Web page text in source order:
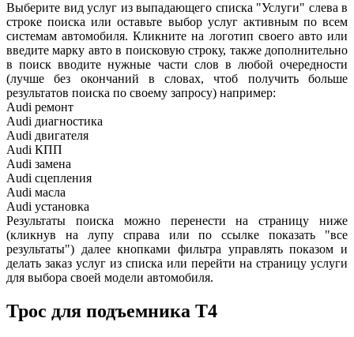
Выберите вид услуг из выпадающего списка "Услуги" слева в
строке поиска или оставьте выбор услуг активным по всем
системам автомобиля. Кликните на логотип своего авто или
введите марку авто в поисковую строку, также дополнительно
в поиск вводите нужные части слов в любой очередности
(лучше без окончаний в словах, чтоб получить больше
результатов поиска по своему запросу) например:
Audi ремонт
Audi диагностика
Audi двигателя
Audi КПП
Audi замена
Audi сцепления
Audi масла
Audi установка
Результаты поиска можно перенести на страницу ниже
(кликнув на лупу справа или по ссылке показать "все
результаты") далее кнопками фильтра управлять показом и
делать заказ услуг из списка или перейти на страницу услуги
для выбора своей модели автомобиля.
Трос для подъемника Т4